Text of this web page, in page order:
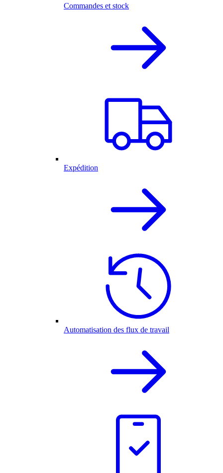
Commandes et stock
Expédition
Automatisation des flux de travail